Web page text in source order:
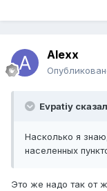
Alexx
Evpatiy
Насколько я
населенных
Это же надо так от